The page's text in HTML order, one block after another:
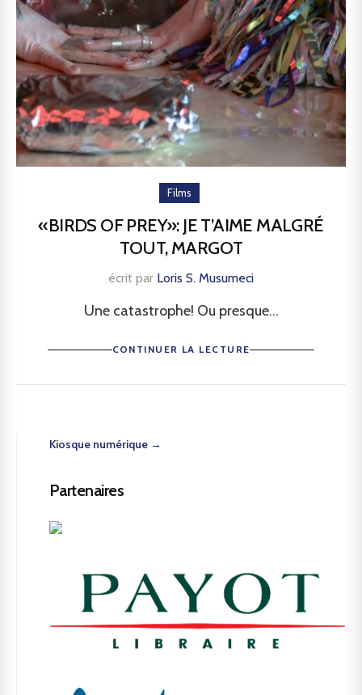
Films
«BIRDS OF PREY»: JE T’AIME MALGRÉ
TOUT, MARGOT
écrit par Loris S. Musumeci
Une catastrophe! Ou presque...
CONTINUER LA LECTURE
Kiosque numérique →
Partenaires